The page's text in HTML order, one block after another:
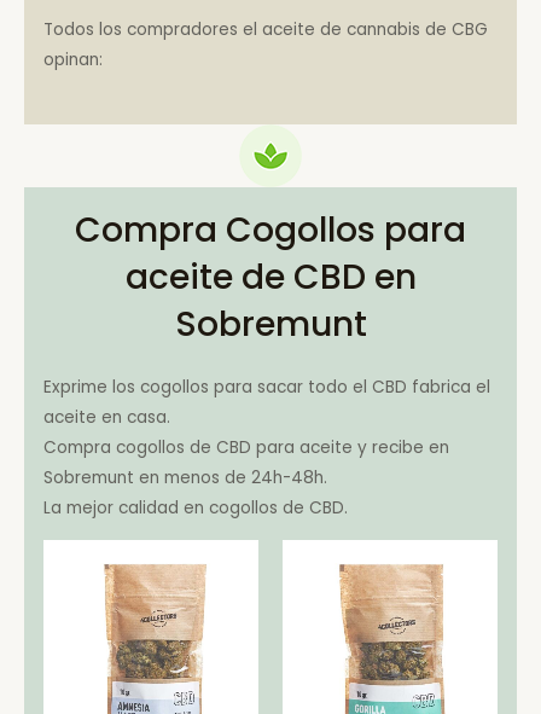
Todos los compradores el aceite de cannabis de CBG
opinan:
Compra Cogollos para
aceite de CBD en
Sobremunt
Exprime los cogollos para sacar todo el CBD fabrica el
aceite en casa.
Compra cogollos de CBD para aceite y recibe en
Sobremunt en menos de 24h-48h.
La mejor calidad en cogollos de CBD.